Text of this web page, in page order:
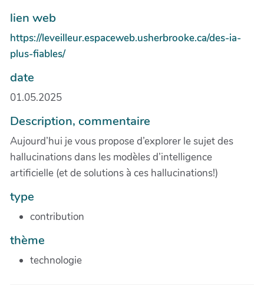
lien web
https://leveilleur.espaceweb.usherbrooke.ca/des-ia-
plus-fiables/
date
01.05.2025
Description, commentaire
Aujourd’hui je vous propose d’explorer le sujet des
hallucinations dans les modèles d’intelligence
artificielle (et de solutions à ces hallucinations!)
type
contribution
thème
technologie